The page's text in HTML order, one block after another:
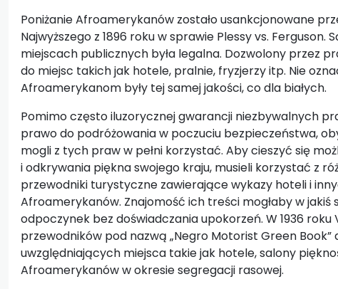
Poniżanie Afroamerykanów zostało usankcjonowane
Najwyższego z 1896 roku w sprawie Plessy vs. Ferguson.
miejscach publicznych była legalna. Dozwolony przez
do miejsc takich jak hotele, pralnie, fryzjerzy itp. Nie
Afroamerykanom były tej samej jakości, co dla białych.
Pomimo często iluzorycznej gwarancji niezbywalnych
prawo do podróżowania w poczuciu bezpieczeństwa,
mogli z tych praw w pełni korzystać. Aby cieszyć się
i odkrywania piękna swojego kraju, musieli korzystać z
przewodniki turystyczne zawierające wykazy hoteli i
Afroamerykanów. Znajomość ich treści mogłaby w jakiś
odpoczynek bez doświadczania upokorzeń. W 1936 roku
przewodników pod nazwą „Negro Motorist Green
uwzględniających miejsca takie jak hotele, salony
Afroamerykanów w okresie segregacji rasowej.